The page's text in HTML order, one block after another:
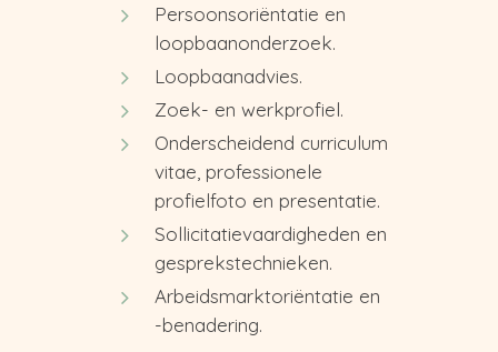
Persoonsoriëntatie en
loopbaanonderzoek.
Loopbaanadvies.
Zoek- en werkprofiel.
Onderscheidend curriculum
vitae, professionele
profielfoto en presentatie.
Sollicitatievaardigheden en
gesprekstechnieken.
Arbeidsmarktoriëntatie en
-benadering.